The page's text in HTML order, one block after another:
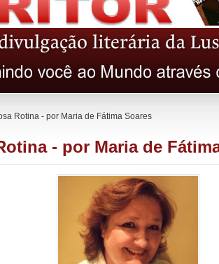
Rotina - por Maria de Fátima Soares
- por Maria de